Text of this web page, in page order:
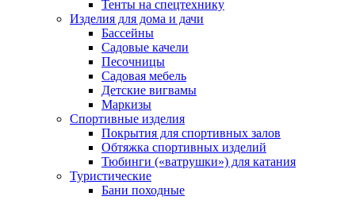
Тенты на спецтехнику
Изделия для дома и дачи
Бассейны
Садовые качели
Песочницы
Садовая мебель
Детские вигвамы
Маркизы
Спортивные изделия
Покрытия для спортивных залов
Обтяжка спортивных изделий
Тюбинги («ватрушки») для катания
Туристические
Бани походные